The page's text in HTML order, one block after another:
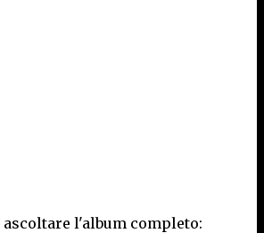
ascoltare l'album completo: